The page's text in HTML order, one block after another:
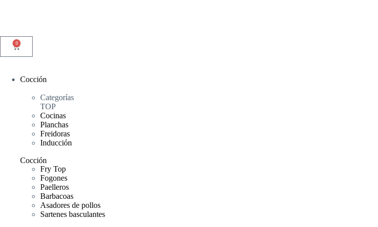
0
Cocción
Categorías
TOP
Cocinas
Planchas
Freidoras
Inducción
Cocción
Fry Top
Fogones
Paelleros
Barbacoas
Asadores de pollos
Sartenes basculantes